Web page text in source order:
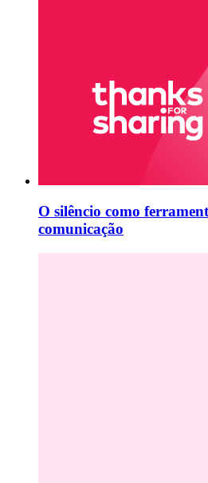
O silêncio como
comunicação